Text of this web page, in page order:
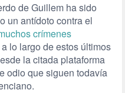
de Guillem ha sido
un antídoto contra el
crímenes
lo largo de estos últimos
la citada plataforma
odio que siguen todavía